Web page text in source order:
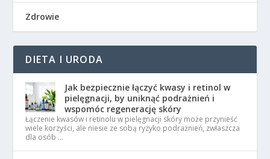
Zdrowie
DIETA I URODA
Jak bezpiecznie łączyć kwasy i retinol w
pielęgnacji, by uniknąć podrażnień i
wspomóc regenerację skóry
Łączenie kwasów i retinolu w pielęgnacji skóry może przynieść
wiele korzyści, ale niesie ze sobą ryzyko podrażnień, zwłaszcza
dla osób …